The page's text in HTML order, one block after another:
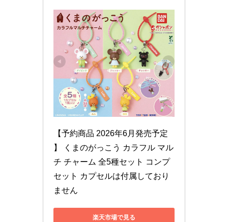
【予約商品 2026年6月発売予定
】 くまのがっこう カラフル マル
チ チャーム 全5種セット コンプ
セット カプセルは付属しており
ません
楽天市場で見る